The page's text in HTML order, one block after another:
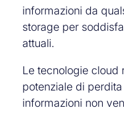
informazioni da
storage per
attuali.
Le tecnologie cloud
potenziale di
informazioni non